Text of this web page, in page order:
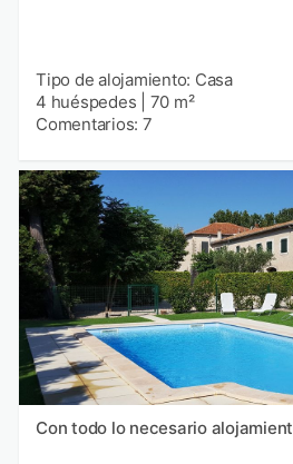
Tipo de alojamiento: Casa
4 huéspedes
70 m²
Comentarios: 7
Con todo lo necesario